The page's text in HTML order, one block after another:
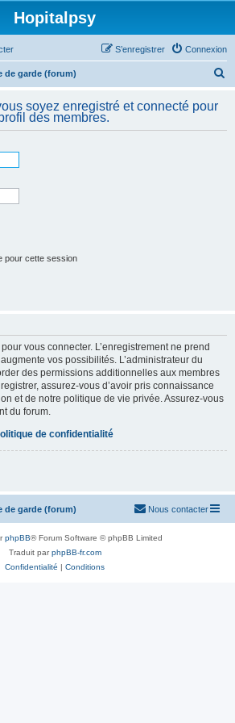
Hopitalpsy
Connexion
S’enregistrer
de garde (forum)
h
soyez enregistré et connecté pour
des membres.
pour cette session
vous connecter. L’enregistrement ne prend
vos possibilités. L’administrateur du
des permissions additionnelles aux membres
assurez-vous d’avoir pris connaissance
et de notre politique de vie privée. Assurez-vous
du forum.
de confidentialité
de garde (forum) Nous contacter
phpBB® Forum Software © phpBB Limited
Traduit parphpBB-fr.com
Confidentialité | Conditions